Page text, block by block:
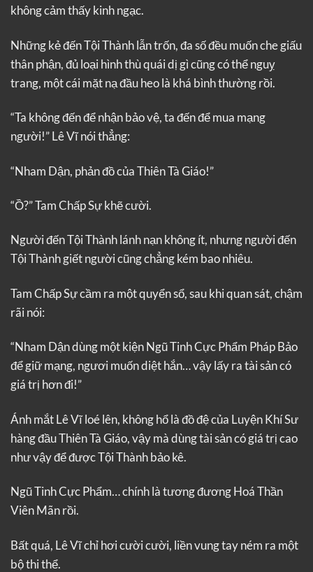
không cảm thấy kinh ngạc.
Những kẻ đến Tội Thành lẫn trốn, đa số đều muốn che giấu
thân phận, đủ loại hình thù quái dị gì cũng có thể nguỵ
trang, một cái mặt nạ đầu heo là khá bình thường rồi.
“Ta không đến để nhận bảo vệ, ta đến để mua mạng
người!” Lê Vĩ nói thẳng:
“Nham Dận, phản đồ của Thiên Tà Giáo!”
“Ồ?” Tam Chấp Sự khẽ cười.
Người đến Tội Thành lánh nạn không ít, nhưng người đến
Tội Thành giết người cũng chẳng kém bao nhiêu.
Tam Chấp Sự cầm ra một quyển sổ, sau khi quan sát, chậm
rãi nói:
“Nham Dận dùng một kiện Ngũ Tinh Cực Phẩm Pháp Bảo
để giữ mạng, ngươi muốn diệt hắn… vậy lấy ra tài sản có
giá trị hơn đi!”
Ánh mắt Lê Vĩ loé lên, không hổ là đồ đệ của Luyện Khí Sư
hàng đầu Thiên Tà Giáo, vậy mà dùng tài sản có giá trị cao
như vậy để được Tội Thành bảo kê.
Ngũ Tinh Cực Phẩm… chính là tương đương Hoá Thần
Viên Mãn rồi.
Bất quá, Lê Vĩ chỉ hơi cười cười, liền vung tay ném ra một
bộ thi thể.